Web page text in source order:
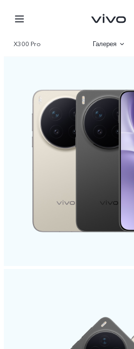
X300 Pro Галерея
Характеристики